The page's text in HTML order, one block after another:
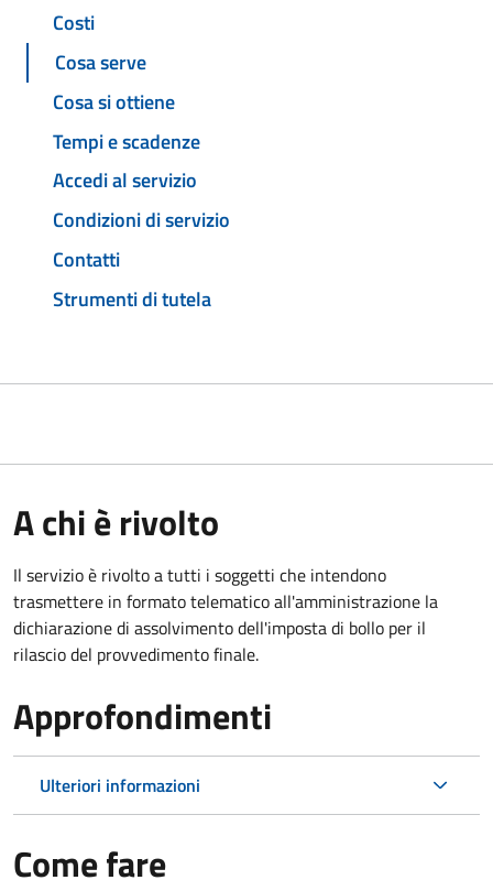
Costi
Cosa serve
Cosa si ottiene
Tempi e scadenze
Accedi al servizio
Condizioni di servizio
Contatti
Strumenti di tutela
A chi è rivolto
Il servizio è rivolto a tutti i soggetti che intendono
trasmettere in formato telematico all'amministrazione la
dichiarazione di assolvimento dell'imposta di bollo per il
rilascio del provvedimento finale.
Approfondimenti
Ulteriori informazioni
Come fare